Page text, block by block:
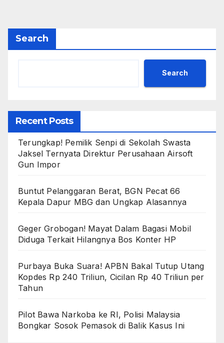
Search
Search
Recent Posts
Terungkap! Pemilik Senpi di Sekolah Swasta
Jaksel Ternyata Direktur Perusahaan Airsoft
Gun Impor
Buntut Pelanggaran Berat, BGN Pecat 66
Kepala Dapur MBG dan Ungkap Alasannya
Geger Grobogan! Mayat Dalam Bagasi Mobil
Diduga Terkait Hilangnya Bos Konter HP
Purbaya Buka Suara! APBN Bakal Tutup Utang
Kopdes Rp 240 Triliun, Cicilan Rp 40 Triliun per
Tahun
Pilot Bawa Narkoba ke RI, Polisi Malaysia
Bongkar Sosok Pemasok di Balik Kasus Ini